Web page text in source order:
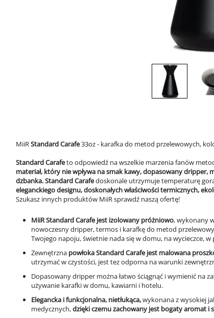
MiiRStandard Carafe33oz - karafka do metod przelewowych,
Standard Carafeto odpowiedź na wszelkie marzenia fanów
materiał, który nie wpływa na smak kawy, dopasowany dripper,
dzbanka. Standard Carafedoskonale utrzymuje temperaturę
eleganckiego designu, doskonałych właściwości termicznych,
Szukasz innych produktów MiiR sprawdź naszą ofertę!
MiiRStandard Carafe jest izolowany próżniowo,wykonany
nowoczesny dripper, termos i karafkę do metod
Twojego napoju, świetnie nada się w domu, na wycieczce, w
Zewnętrzna powłokaStandard Carafe jest malowana
utrzymać w czystości, jest tez odporna na warunki
Dopasowany dripper można łatwo ściągnąć i wymienić na
używanie karafki w domu, kawiarni i hotelu.
Elegancka i funkcjonalna, nietłukąca,wykonana z wysokiej
medycznych,dzięki czemu zachowany jest bogaty aromat i